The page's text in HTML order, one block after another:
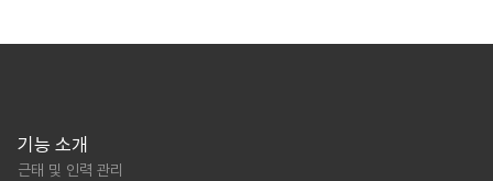
기능 소개
근태 및 인력 관리